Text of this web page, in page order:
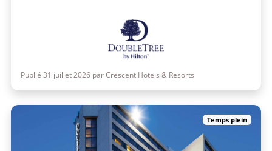
Publié 31 juillet 2026 par Crescent Hotels & Resorts
Temps plein